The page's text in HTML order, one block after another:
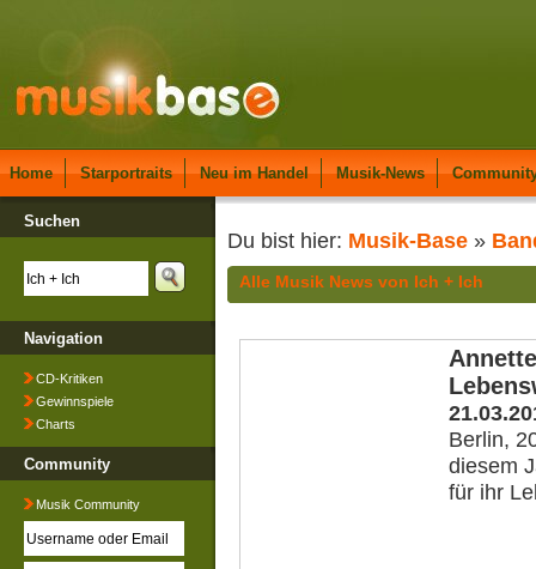
Home Starportraits Neu im Handel Musik-News
Suchen
Navigation
CD-Kritiken
Gewinnspiele
Charts
Community
Musik Community
Du bist hier: Musik-Base »
Alle Musik News von Ich + Ich
Berlin,
diesem
für ihr